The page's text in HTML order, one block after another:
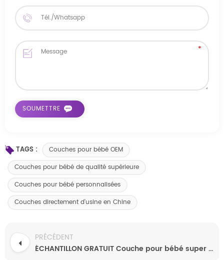
TAGS :
Couches pour bébé OEM
Couches pour bébé de qualité supérieure
Couches pour bébé personnalisées
Couches directement d'usine en Chine
PRÉCÉDENT
ÉCHANTILLON GRATUIT Couche pour bébé super absorbante et respirante de marque de confiance